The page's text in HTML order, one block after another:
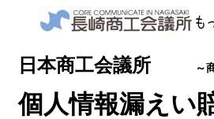
日本商工会議所 ～
個人情報漏えい